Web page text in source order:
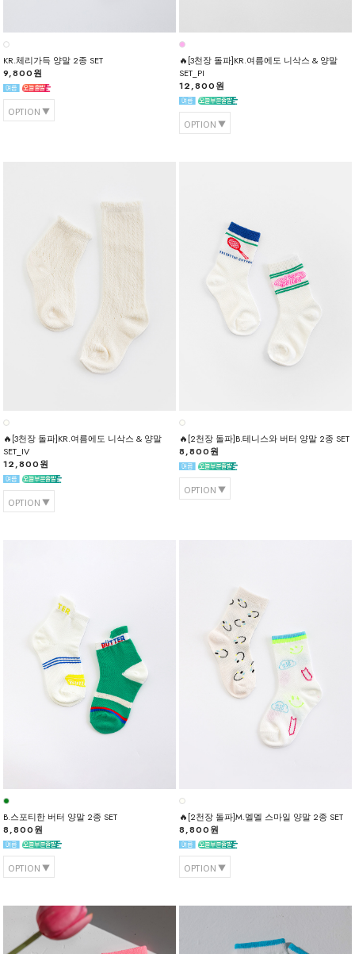
KR.체리가득 양말 2종 SET
9,800원
OPTION
🔥[3천장 돌파]KR.여름에도 니삭스 & 양말
SET_PI
12,800원
OPTION
🔥[3천장 돌파]KR.여름에도 니삭스 & 양말
SET_IV
12,800원
OPTION
🔥[2천장 돌파]B.테니스와 버터 양말 2종 SET
8,800원
OPTION
B.스포티한 버터 양말 2종 SET
8,800원
OPTION
🔥[2천장 돌파]M.멜멜 스마일 양말 2종 SET
8,800원
OPTION